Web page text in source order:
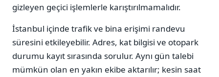
gizleyen geçici işlemlerle karıştırılmamalıdır.
İstanbul içinde trafik ve bina erişimi randevu
süresini etkileyebilir. Adres, kat bilgisi ve otopark
durumu kayıt sırasında sorulur. Aynı gün talebi
mümkün olan en yakın ekibe aktarılır; kesin saat